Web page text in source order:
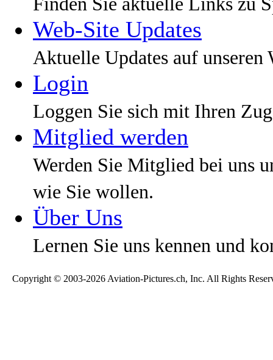
Web-Site Updates
Aktuelle Updates auf unseren
Login
Loggen Sie sich mit Ihren
Mitglied werden
Werden Sie Mitglied bei uns
wie Sie wollen.
Über Uns
Lernen Sie uns kennen und
Copyright © 2003-2026 Aviation-Pictures.ch, Inc. All Rights